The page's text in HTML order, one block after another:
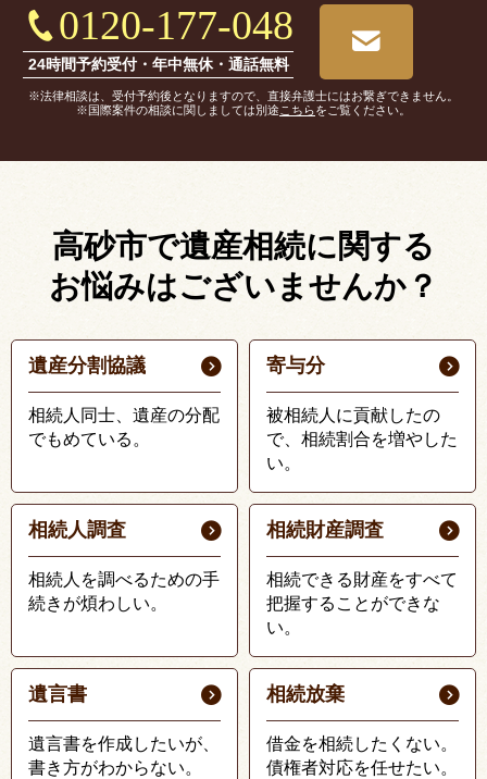
0120-177-048
24時間予約受付・年中無休・通話無料
※法律相談は、受付予約後となりますので、直接弁護士にはお繋ぎできません。
※国際案件の相談に関しましては別途 こちらをご覧ください。
高砂市で遺産相続に関する
お悩みはございませんか？
遺産分割協議
相続人同士、遺産の分配
でもめている。
寄与分
被相続人に貢献したの
で、相続割合を増やした
い。
相続人調査
相続人を調べるための手
続きが煩わしい。
相続財産調査
相続できる財産をすべて
把握することができな
い。
遺言書
遺言書を作成したいが、
書き方がわからない。
相続放棄
借金を相続したくない。
債権者対応を任せたい。